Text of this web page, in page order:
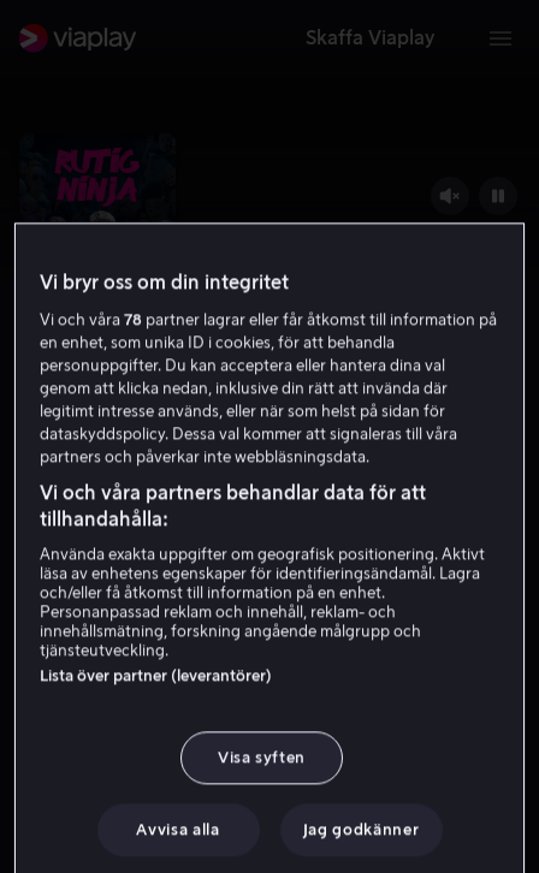
Skaffa Viaplay
Rutig ninja
7.1 Komedi Animation 2018 1 h 19 min
HD
Skaffa Viaplay
Se trailer
sin styvbror och sin styvfar. Dessutom blir Alex och hans
bästa kompis mobbade av Glenn i specialklassen. Alex
Vi bryr oss om din integritet
Vi och våra78 partner lagrar eller får åtkomst till information på
en enhet, som unika ID i cookies, för att behandla
personuppgifter. Du kan acceptera eller hantera dina val
genom att klicka nedan, inklusive din rätt att invända där
legitimt intresse används, eller när som helst på sidan för
dataskyddspolicy. Dessa val kommer att signaleras till våra
partners och påverkar inte webbläsningsdata.
Vi och våra partners behandlar data för att
tillhandahålla:
Använda exakta uppgifter om geografisk positionering. Aktivt
läsa av enhetens egenskaper för identifieringsändamål. Lagra
och/eller få åtkomst till information på en enhet.
Personanpassad reklam och innehåll, reklam- och
innehållsmätning, forskning angående målgrupp och
tjänsteutveckling.
Lista över partner (leverantörer)
Visa syften
Avvisa alla Jag godkänner